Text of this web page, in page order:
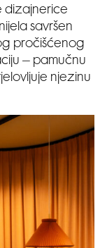
dizajnerice
savršen
pročišćenog
– pamučnu
njezinu